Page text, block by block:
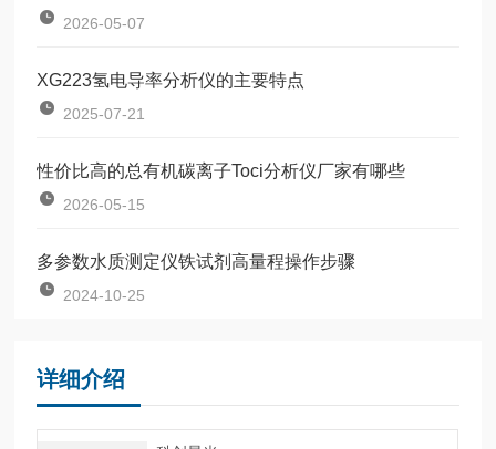
2026-05-07
XG223氢电导率分析仪的主要特点
2025-07-21
性价比高的总有机碳离子Toci分析仪厂家有哪些
2026-05-15
多参数水质测定仪铁试剂高量程操作步骤
2024-10-25
详细介绍